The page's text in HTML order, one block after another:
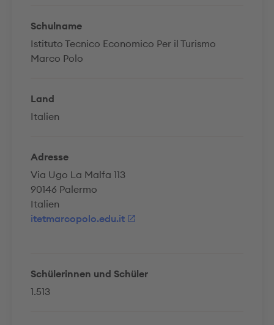
Schulname
Istituto Tecnico Economico Per il Turismo
Marco Polo
Land
Italien
Adresse
Via Ugo La Malfa 113
90146 Palermo
Italien
itetmarcopolo.edu.it
Schülerinnen und Schüler
1.513